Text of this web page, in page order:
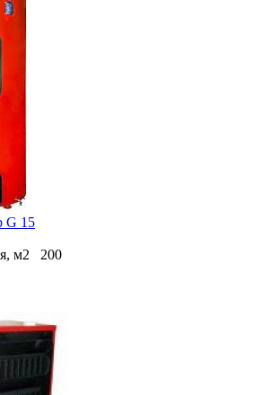
G 15
м2
200